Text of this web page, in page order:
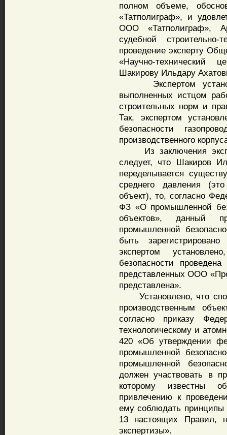
полном объеме,
«Татполиграф», и
ООО «Татполиграф»,
судебной строительно-
проведение эксперту
«Научно-
Шакирову Ильдару
Экспертом
выполненных истцом
строительных норм и
Так, экспертом
безопасности
производственного
Из заключения
следует, что Шакиров
переделывается
среднего давления
объект), то, согласно
ФЗ «О промышленной
объектов», данный
промышленной
быть
экспертом
безопасности
представленных ООО
представлена».
Установлено, что
производственным
согласно приказу
технологическому и
420 «Об утверждении
промышленной
промышленной
должен участвовать в
которому известны
привлечению к
ему соблюдать принципы
13 настоящих Правил,
экспертизы».